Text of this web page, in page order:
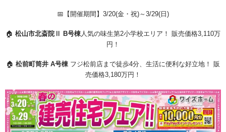
📅【開催期間】3/20(金・祝)～3/29(日)
🏠 松山市北斎院Ⅱ B号棟人気の味生第2小学校エリア！ 販売価格3,110万
円！
🏠 松前町筒井 A号棟 フジ松前店まで徒歩4分、生活に便利な好立地！ 販
売価格3,180万円！